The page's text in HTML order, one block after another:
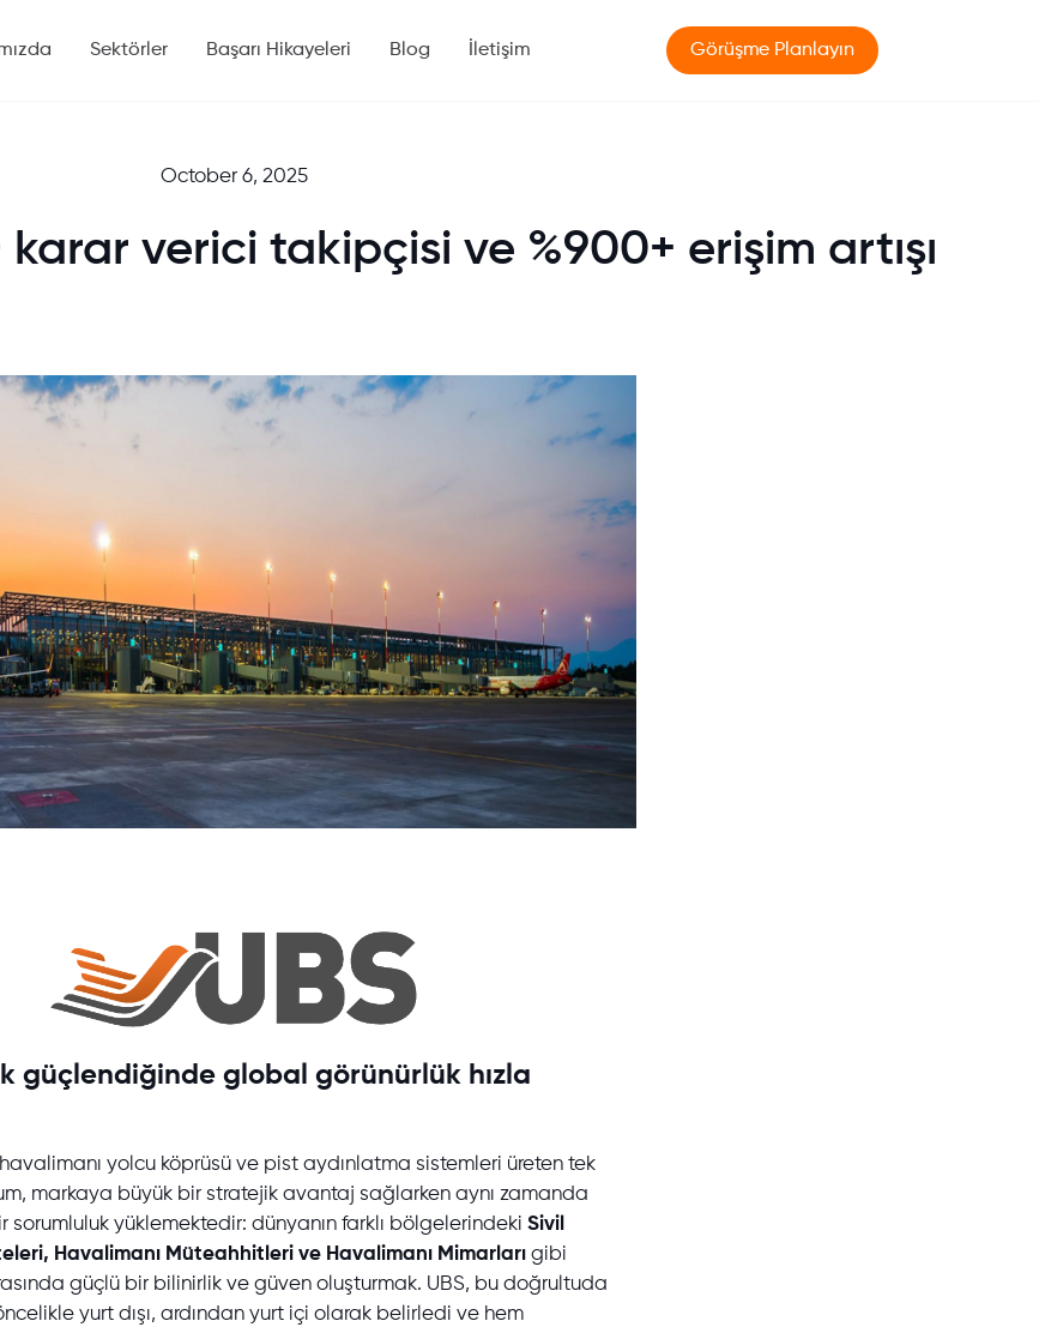
Sektörler Başarı Hikayeleri Blog İletişim Görüşme Planlayın
October 6, 2025
verici takipçisi ve %900+ erişim artışı
güçlendiğinde global görünürlük hızla
havalimanı yolcu köprüsü ve pist aydınlatma sistemleri üreten tek
markaya büyük bir stratejik avantaj sağlarken aynı zamanda
sorumluluk yüklemektedir: dünyanın farklı bölgelerindeki Sivil
Havalimanı Müteahhitleri ve Havalimanı Mimarları gibi
güçlü bir bilinirlik ve güven oluşturmak. UBS, bu doğrultuda
yurt dışı, ardından yurt içi olarak belirledi ve hem